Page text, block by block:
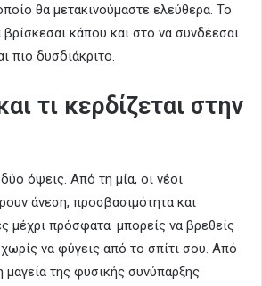
θα μετακινούμαστε ελεύθερα. Το
κάπου και στο να συνδέεσαι
πιο δυσδιάκριτο.
τι κερδίζεται στην
όψεις. Από τη μία, οι νέοι
άνεση, προσβασιμότητα και
μέχρι πρόσφατα· μπορείς να βρεθείς
να φύγεις από το σπίτι σου. Από
μαγεία της φυσικής συνύπαρξης